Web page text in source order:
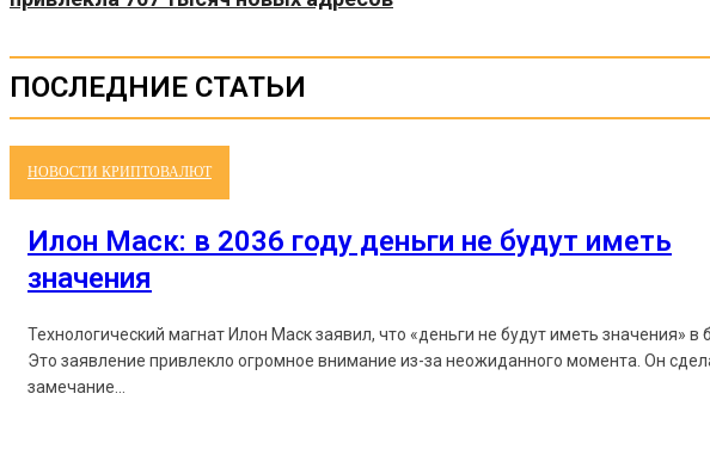
ПОСЛЕДНИЕ СТАТЬИ
НОВОСТИ КРИПТОВАЛЮТ
Илон Маск: в 2036 году деньги не будут иметь
значения
Технологический магнат Илон Маск заявил, что «деньги не будут иметь значения» в
Это заявление привлекло огромное внимание из-за неожиданного момента. Он
замечание...